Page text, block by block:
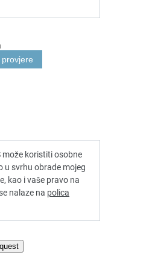
može koristiti osobne
u svrhu obrade mojeg
kao i vaše pravo na
nalaze na polica